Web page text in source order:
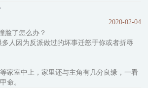
身，兼具绅士风度与凶残战斗力，还会握
阵。希德宝宝一从象牙塔里出来，就被迷得
选学长任职圣骑士长。
中最锋利护主的剑。
读档的黑暗神？！
2020-02-04
脸了怎么办？
人因为反派做过的坏事迁怒于你或者折辱
家室中上，家里还与主角有几分良缘，一看
命。